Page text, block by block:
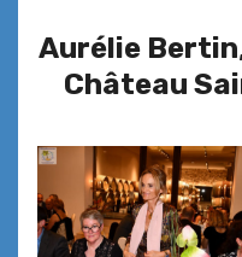
Aurélie Bertin
Château